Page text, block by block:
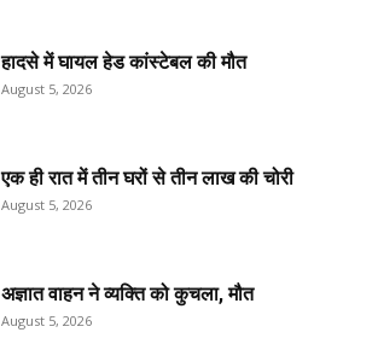
हादसे में घायल हेड कांस्टेबल की मौत
August 5, 2026
एक ही रात में तीन घरों से तीन लाख की चोरी
August 5, 2026
अज्ञात वाहन ने व्यक्ति को कुचला, मौत
August 5, 2026